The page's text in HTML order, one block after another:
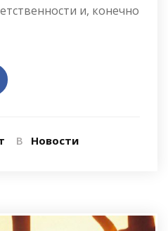
и, конечно
В Новости